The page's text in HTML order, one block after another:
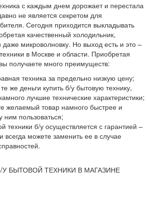
с каждым днем дорожает и перестала
не является секретом для
Сегодня приходится выкладывать
качественный холодильник,
микроволновку. Но выход есть и это –
в Москве и области. Приобретая
получаете много преимуществ:
техника за предельно низкую цену;
же деньги купить б/у бытовую технику,
лучшие технические характеристики;
желаемый товар намного быстрее и
ним пользоваться;
техники б/у осуществляется с гарантией –
всегда можете заменить ее в случае
БЫТОВОЙ ТЕХНИКИ В МАГАЗИНЕ